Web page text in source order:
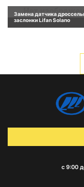
Замена датчика
заслонки Lifan Solano
с 9:00